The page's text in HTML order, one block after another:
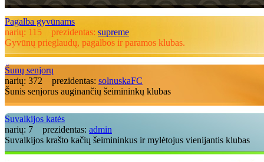
Pagalba gyvūnams
narių: 115 prezidentas: supreme
Gyvūnų prieglaudų, pagalbos ir paramos klubas.
Šunų senjorų
narių: 372 prezidentas: solnuskaFC
Šunis senjorus auginančių šeimininkų klubas
Suvalkijos katės
narių: 7 prezidentas: admin
Suvalkijos krašto kačių šeimininkus ir mylėtojus vienijantis klubas